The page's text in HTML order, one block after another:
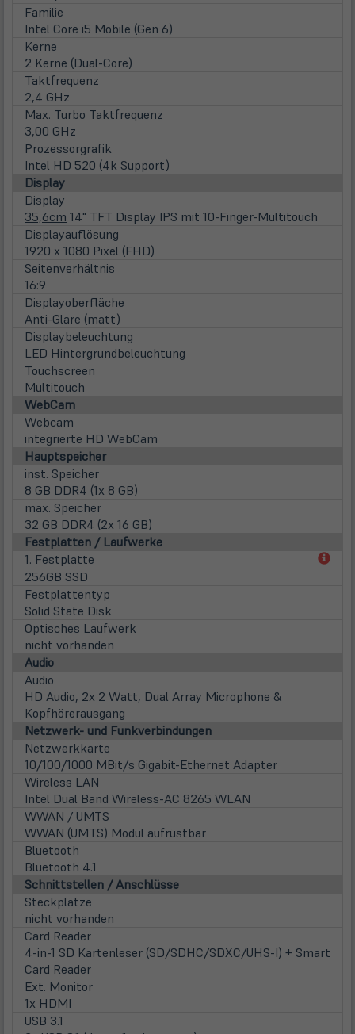
Familie
Intel Core i5 Mobile (Gen 6)
Kerne
2 Kerne (Dual-Core)
Taktfrequenz
2,4 GHz
Max. Turbo Taktfrequenz
3,00 GHz
Prozessorgrafik
Intel HD 520 (4k Support)
Display
Display
35,6cm 14" TFT Display IPS mit 10-Finger-Multitouch
Displayauflösung
1920 x 1080 Pixel (FHD)
Seitenverhältnis
16:9
Displayoberfläche
Anti-Glare (matt)
Displaybeleuchtung
LED Hintergrundbeleuchtung
Touchscreen
Multitouch
WebCam
Webcam
integrierte HD WebCam
Hauptspeicher
inst. Speicher
8 GB DDR4 (1x 8 GB)
max. Speicher
32 GB DDR4 (2x 16 GB)
Festplatten / Laufwerke
1. Festplatte
256GB SSD
Festplattentyp
Solid State Disk
Optisches Laufwerk
nicht vorhanden
Audio
Audio
HD Audio, 2x 2 Watt, Dual Array Microphone &
Kopfhörerausgang
Netzwerk- und Funkverbindungen
Netzwerkkarte
10/100/1000 MBit/s Gigabit-Ethernet Adapter
Wireless LAN
Intel Dual Band Wireless-AC 8265 WLAN
WWAN / UMTS
WWAN (UMTS) Modul aufrüstbar
Bluetooth
Bluetooth 4.1
Schnittstellen / Anschlüsse
Steckplätze
nicht vorhanden
Card Reader
4-in-1 SD Kartenleser (SD/SDHC/SDXC/UHS-I) + Smart
Card Reader
Ext. Monitor
1x HDMI
USB 3.1